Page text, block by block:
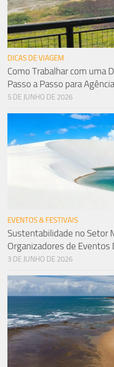
DICAS DE VIAGEM
Como Trabalhar com uma
Passo a Passo para
5 DE JUNHO DE 2026
EVENTOS & FESTIVAIS
Sustentabilidade no Setor
Organizadores de
3 DE JUNHO DE 2026